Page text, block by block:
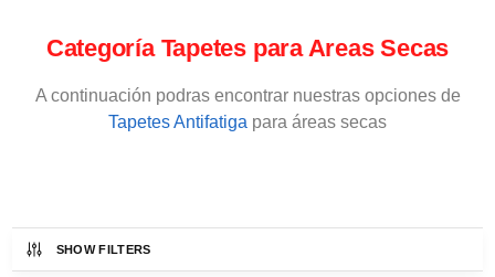
Categoría Tapetes para Areas Secas
A continuación podras encontrar nuestras opciones de
Tapetes Antifatiga para áreas secas
SHOW FILTERS